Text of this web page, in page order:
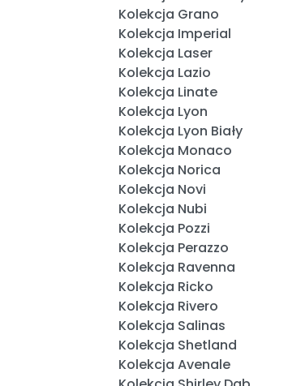
Kolekcja Grano
Kolekcja Imperial
Kolekcja Laser
Kolekcja Lazio
Kolekcja Linate
Kolekcja Lyon
Kolekcja Lyon Biały
Kolekcja Monaco
Kolekcja Norica
Kolekcja Novi
Kolekcja Nubi
Kolekcja Pozzi
Kolekcja Perazzo
Kolekcja Ravenna
Kolekcja Ricko
Kolekcja Rivero
Kolekcja Salinas
Kolekcja Shetland
Kolekcja Avenale